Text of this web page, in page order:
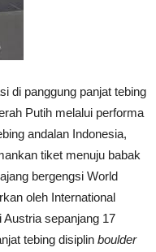
di panggung panjat tebing
Putih melalui performa
andalan Indonesia,
tiket menuju babak
bergengsi World
oleh International
sepanjang 17
tebing disiplin boulder